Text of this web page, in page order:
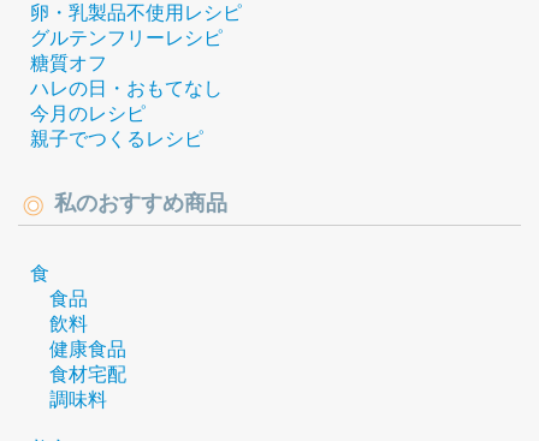
卵・乳製品不使用レシピ
グルテンフリーレシピ
糖質オフ
ハレの日・おもてなし
今月のレシピ
親子でつくるレシピ
私のおすすめ商品
食
食品
飲料
健康食品
食材宅配
調味料